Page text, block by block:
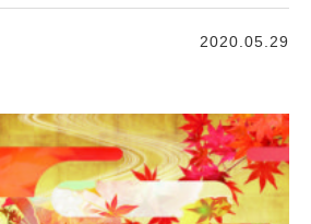
2020.05.29